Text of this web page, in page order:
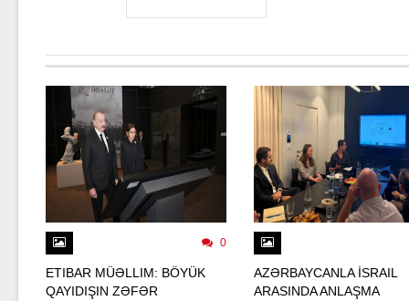
0
ETIBAR MÜƏLLIM: BÖYÜK
QAYIDIŞIN ZƏFƏR
AZƏRBAYCANLA İSRAIL
ARASINDA ANLAŞMA